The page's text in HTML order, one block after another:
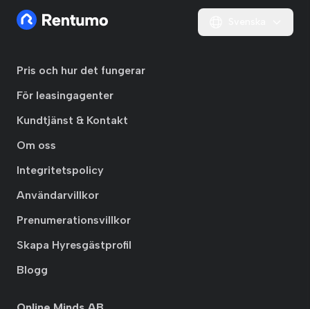
Pris och hur det fungerar
För leasingagenter
Kundtjänst & Kontakt
Om oss
Integritetspolicy
Användarvillkor
Prenumerationsvillkor
Skapa Hyresgästprofil
Blogg